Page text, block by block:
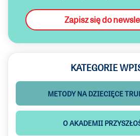
Zapisz się do
KATEGORIE
METODY NA DZIECIĘCE
O AKADEMII